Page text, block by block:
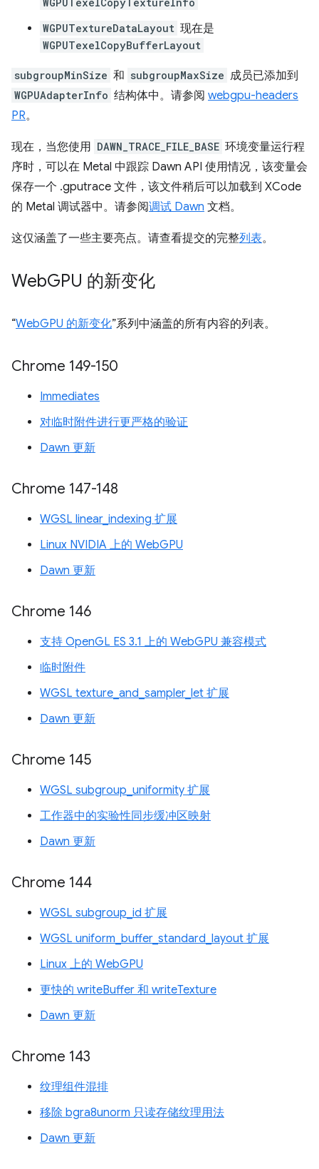
WGPUTextureDataLayout 现在是
WGPUTexelCopyBufferLayout
subgroupMinSize 和 subgroupMaxSize 成员已添加到
WGPUAdapterInfo 结构体中。请参阅 webgpu-headers
PR。
现在，当您使用 DAWN_TRACE_FILE_BASE 环境变量运行程
序时，可以在 Metal 中跟踪 Dawn API 使用情况，该变量会
保存一个 .gputrace 文件，该文件稍后可以加载到 XCode
的 Metal 调试器中。请参阅调试 Dawn 文档。
这仅涵盖了一些主要亮点。请查看提交的完整列表。
WebGPU 的新变化
“WebGPU 的新变化”系列中涵盖的所有内容的列表。
Chrome 149-150
Immediates
对临时附件进行更严格的验证
Dawn 更新
Chrome 147-148
WGSL linear_indexing 扩展
Linux NVIDIA 上的 WebGPU
Dawn 更新
Chrome 146
支持 OpenGL ES 3.1 上的 WebGPU 兼容模式
临时附件
WGSL texture_and_sampler_let 扩展
Dawn 更新
Chrome 145
WGSL subgroup_uniformity 扩展
工作器中的实验性同步缓冲区映射
Dawn 更新
Chrome 144
WGSL subgroup_id 扩展
WGSL uniform_buffer_standard_layout 扩展
Linux 上的 WebGPU
更快的 writeBuffer 和 writeTexture
Dawn 更新
Chrome 143
纹理组件混排
移除 bgra8unorm 只读存储纹理用法
Dawn 更新